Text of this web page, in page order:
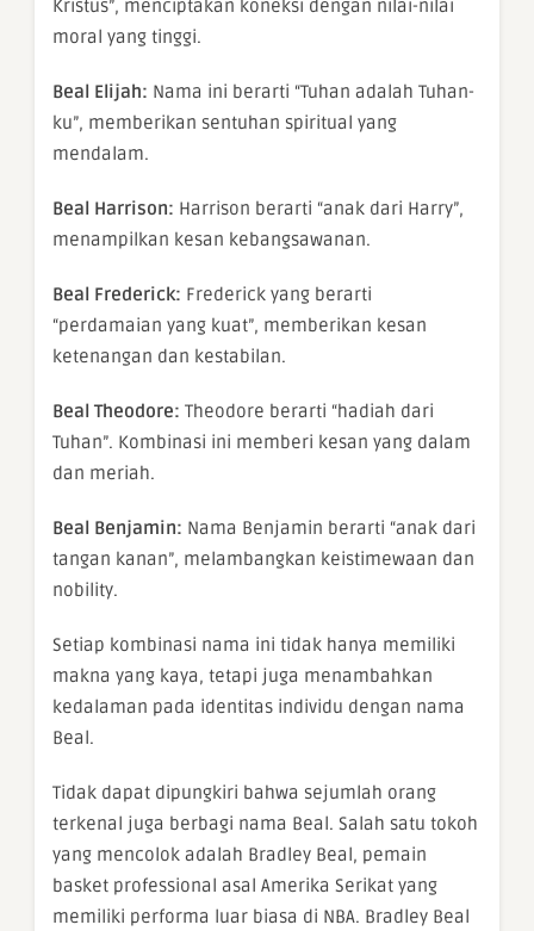
Kristus”, menciptakan koneksi dengan nilai-nilai
moral yang tinggi.
Beal Elijah: Nama ini berarti “Tuhan adalah Tuhan-
ku”, memberikan sentuhan spiritual yang
mendalam.
Beal Harrison: Harrison berarti “anak dari Harry”,
menampilkan kesan kebangsawanan.
Beal Frederick: Frederick yang berarti
“perdamaian yang kuat”, memberikan kesan
ketenangan dan kestabilan.
Beal Theodore: Theodore berarti “hadiah dari
Tuhan”. Kombinasi ini memberi kesan yang dalam
dan meriah.
Beal Benjamin: Nama Benjamin berarti “anak dari
tangan kanan”, melambangkan keistimewaan dan
nobility.
Setiap kombinasi nama ini tidak hanya memiliki
makna yang kaya, tetapi juga menambahkan
kedalaman pada identitas individu dengan nama
Beal.
Tidak dapat dipungkiri bahwa sejumlah orang
terkenal juga berbagi nama Beal. Salah satu tokoh
yang mencolok adalah Bradley Beal, pemain
basket professional asal Amerika Serikat yang
memiliki performa luar biasa di NBA. Bradley Beal